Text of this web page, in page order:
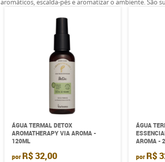
aromáticos, escalda-pés e aromatizar o ambiente. São
ÁGUA TERMAL DETOX
AROMATHERAPY VIA AROMA -
120ML
por R$ 32,00
ÁGUA
AROMA -
por R$